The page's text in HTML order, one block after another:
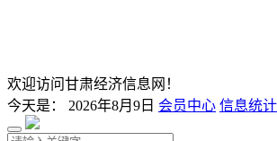
欢迎访问甘肃经济信息网！
今天是： 2026年8月9日 会员中心 信息统计